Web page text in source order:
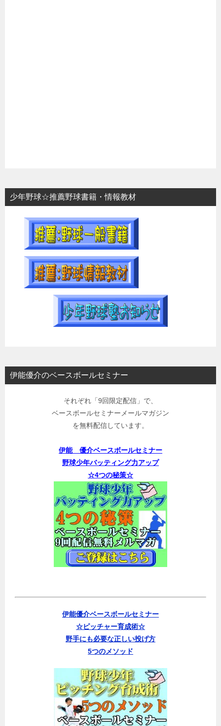
少年野球☆推薦野球書籍・情報教材
伊能優介のベースボールセミナー
それぞれ「9回限定配信」で、
ベースボールセミナーメールマガジン
を無料配信しています。
伊能 優介ベースボールセミナー
野球少年バッティング力アップ
☆4つの秘策☆
伊能優介ベースボールセミナー
☆ピッチャー育成術☆
野手にも必要な正しい投げ方
5つのメソッド